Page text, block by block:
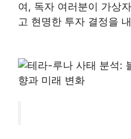
여, 독자 여러분이 가상
고 현명한 투자 결정을